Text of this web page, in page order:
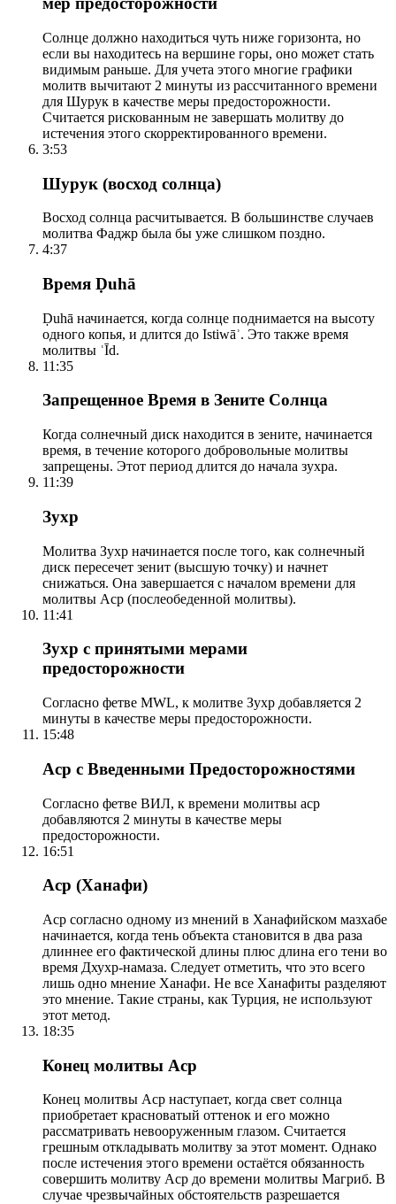
Солнце должно находиться чуть ниже горизонта, но
если вы находитесь на вершине горы, оно может стать
видимым раньше. Для учета этого многие графики
молитв вычитают 2 минуты из рассчитанного времени
для Шурук в качестве меры предосторожности.
Считается рискованным не завершать молитву до
истечения этого скорректированного времени.
3:53
Шурук (восход солнца)
Восход солнца расчитывается. В большинстве случаев
молитва Фаджр была бы уже слишком поздно.
4:37
Время Ḍuhā
Ḍuhā начинается, когда солнце поднимается на высоту
одного копья, и длится до Istiwāʾ. Это также время
молитвы ʿĪd.
11:35
Запрещенное Время в Зените Солнца
Когда солнечный диск находится в зените, начинается
время, в течение которого добровольные молитвы
запрещены. Этот период длится до начала зухра.
11:39
Зухр
Молитва Зухр начинается после того, как солнечный
диск пересечет зенит (высшую точку) и начнет
снижаться. Она завершается с началом времени для
молитвы Аср (послеобеденной молитвы).
11:41
Зухр с принятыми мерами
предосторожности
Согласно фетве MWL, к молитве Зухр добавляется 2
минуты в качестве меры предосторожности.
15:48
Аср с Введенными Предосторожностями
Согласно фетве ВИЛ, к времени молитвы аср
добавляются 2 минуты в качестве меры
предосторожности.
16:51
Аср (Ханафи)
Аср согласно одному из мнений в Ханафийском мазхабе
начинается, когда тень объекта становится в два раза
длиннее его фактической длины плюс длина его тени во
время Дхухр-намаза. Следует отметить, что это всего
лишь одно мнение Ханафи. Не все Ханафиты разделяют
это мнение. Такие страны, как Турция, не используют
этот метод.
18:35
Конец молитвы Аср
Конец молитвы Аср наступает, когда свет солнца
приобретает красноватый оттенок и его можно
рассматривать невооруженным глазом. Считается
грешным откладывать молитву за этот момент. Однако
после истечения этого времени остаётся обязанность
совершить молитву Аср до времени молитвы Магриб. В
случае чрезвычайных обстоятельств разрешается